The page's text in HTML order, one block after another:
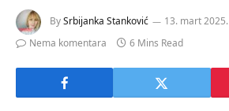
BySrbijanka Stanković
13. mart 2025.
Nema komentara
6 Mins Read